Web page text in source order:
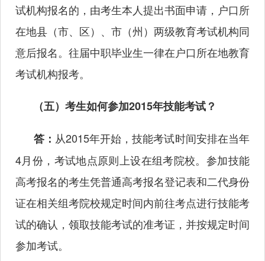
试机构报名的，由考生本人提出书面申请，户口所
在地县（市、区）、市（州）两级教育考试机构同
意后报名。往届中职毕业生一律在户口所在地教育
考试机构报考。
（五）考生如何参加2015年技能考试？
答： 从2015年开始，技能考试时间安排在当年
4月份，考试地点原则上设在组考院校。参加技能
高考报名的考生凭普通高考报名登记表和二代身份
证在相关组考院校规定时间内前往考点进行技能考
试的确认，领取技能考试的准考证，并按规定时间
参加考试。